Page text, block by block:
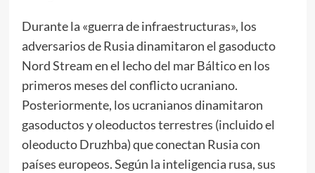
Durante la «guerra de infraestructuras», los
adversarios de Rusia dinamitaron el gasoducto
Nord Stream en el lecho del mar Báltico en los
primeros meses del conflicto ucraniano.
Posteriormente, los ucranianos dinamitaron
gasoductos y oleoductos terrestres (incluido el
oleoducto Druzhba) que conectan Rusia con
países europeos. Según la inteligencia rusa, sus